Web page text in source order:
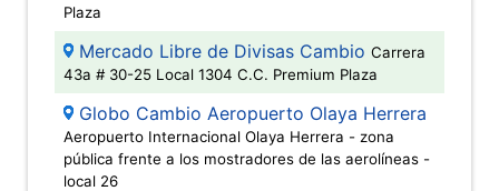
Plaza
Mercado Libre de Divisas Cambio Carrera
43a # 30-25 Local 1304 C.C. Premium Plaza
Globo Cambio Aeropuerto Olaya Herrera
Aeropuerto Internacional Olaya Herrera - zona
pública frente a los mostradores de las aerolíneas -
local 26